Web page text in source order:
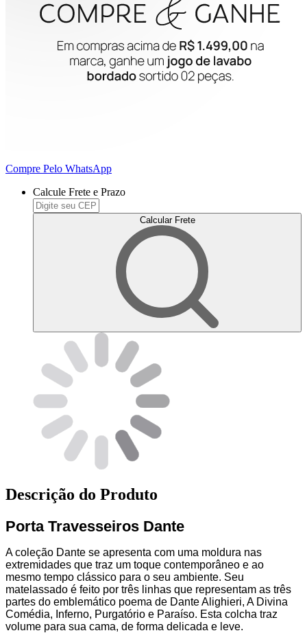
Compre Pelo WhatsApp
Calcule Frete e Prazo
Calcular Frete
Descrição do Produto
Porta Travesseiros Dante
A coleção Dante se apresenta com uma moldura nas
extremidades que traz um toque contemporâneo e ao
mesmo tempo clássico para o seu ambiente. Seu
matelassado é feito por três linhas que representam as três
partes do emblemático poema de Dante Alighieri, A Divina
Comédia, Inferno, Purgatório e Paraíso. Esta colcha traz
volume para sua cama, de forma delicada e leve.